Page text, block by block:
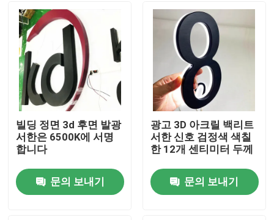
빌딩 정면 3d 후면 발광
서한은 6500K에 서명
합니다
문의 보내기
광고 3D 아크릴 백리트
서한 신호 검정색 색칠
한 12개 센티미터 두께
문의 보내기